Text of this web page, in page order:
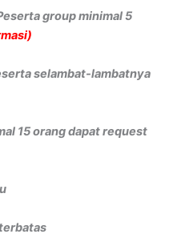
group minimal 5
selambat-lambatnya
15 orang dapat request